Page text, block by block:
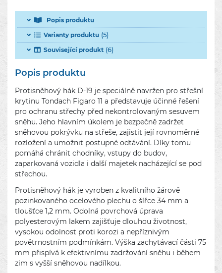
Popis produktu
Varianty produktu (5)
Související produkt (6)
Popis produktu
Protisněhový hák D-19 je speciálně navržen pro střešní
krytinu Tondach Figaro 11 a představuje účinné řešení
pro ochranu střechy před nekontrolovaným sesuvem
sněhu. Jeho hlavním úkolem je bezpečně zadržet
sněhovou pokrývku na střeše, zajistit její rovnoměrné
rozložení a umožnit postupné odtávání. Díky tomu
pomáhá chránit chodníky, vstupy do budov,
zaparkovaná vozidla i další majetek nacházející se pod
střechou.
Protisněhový hák je vyroben z kvalitního žárově
pozinkovaného ocelového plechu o šířce 34 mm a
tloušťce 1,2 mm. Odolná povrchová úprava
polyesterovým lakem zajišťuje dlouhou životnost,
vysokou odolnost proti korozi a nepříznivým
povětrnostním podmínkám. Výška zachytávací části 75
mm přispívá k efektivnímu zadržování sněhu i během
zim s vyšší sněhovou nadílkou.